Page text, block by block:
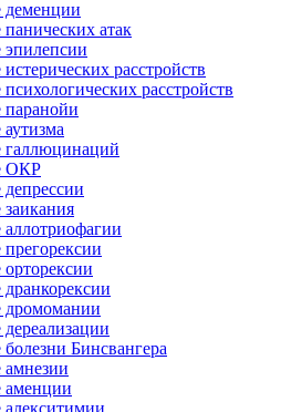
деменции
атак
эпилепсии
расстройств
расстройств
паранойи
галлюцинаций
ОКР
дромомании
Бинсвангера
амнезии
аменции
алекситимии